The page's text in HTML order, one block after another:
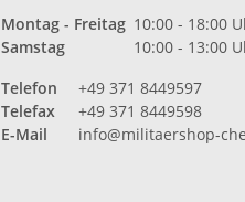
Montag - Freitag 10:00 - 18:00
Samstag
10:00 - 13:00
Telefon
+49 371 8449597
Telefax
+49 371 8449598
E-Mail
info@militaershop-